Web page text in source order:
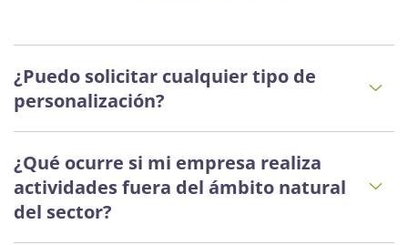
¿Puedo solicitar cualquier tipo de
personalización?
¿Qué ocurre si mi empresa realiza
actividades fuera del ámbito natural
del sector?